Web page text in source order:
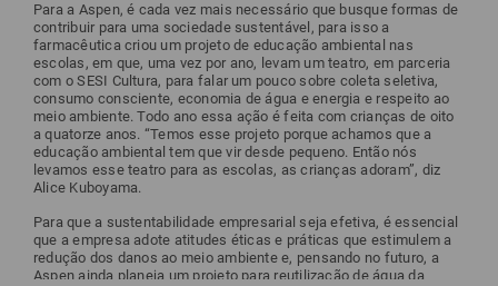
Para a Aspen, é cada vez mais necessário que busque formas de
contribuir para uma sociedade sustentável, para isso a
farmacêutica criou um projeto de educação ambiental nas
escolas, em que, uma vez por ano, levam um teatro, em parceria
com o SESI Cultura, para falar um pouco sobre coleta seletiva,
consumo consciente, economia de água e energia e respeito ao
meio ambiente. Todo ano essa ação é feita com crianças de oito
a quatorze anos. “Temos esse projeto porque achamos que a
educação ambiental tem que vir desde pequeno. Então nós
levamos esse teatro para as escolas, as crianças adoram”, diz
Alice Kuboyama.
Para que a sustentabilidade empresarial seja efetiva, é essencial
que a empresa adote atitudes éticas e práticas que estimulem a
redução dos danos ao meio ambiente e, pensando no futuro, a
Aspen ainda planeja um projeto para reutilização de água da